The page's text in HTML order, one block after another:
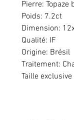
Pierre: Topaze
Poids: 7.2ct
Dimension:
Qualité: IF
Origine: Brésil
Traitement:
Taille